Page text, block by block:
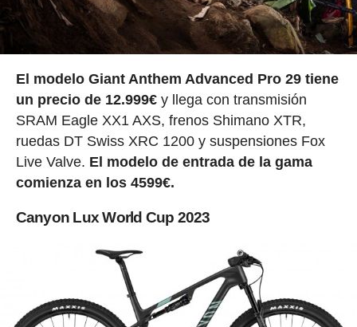
El modelo Giant Anthem Advanced Pro 29 tiene
un precio de 12.999€y llega con transmisión
SRAM Eagle XX1 AXS, frenos Shimano XTR,
ruedas DT Swiss XRC 1200 y suspensiones Fox
Live Valve. El modelo de entrada de la gama
comienza en los 4599€.
Canyon Lux World Cup 2023